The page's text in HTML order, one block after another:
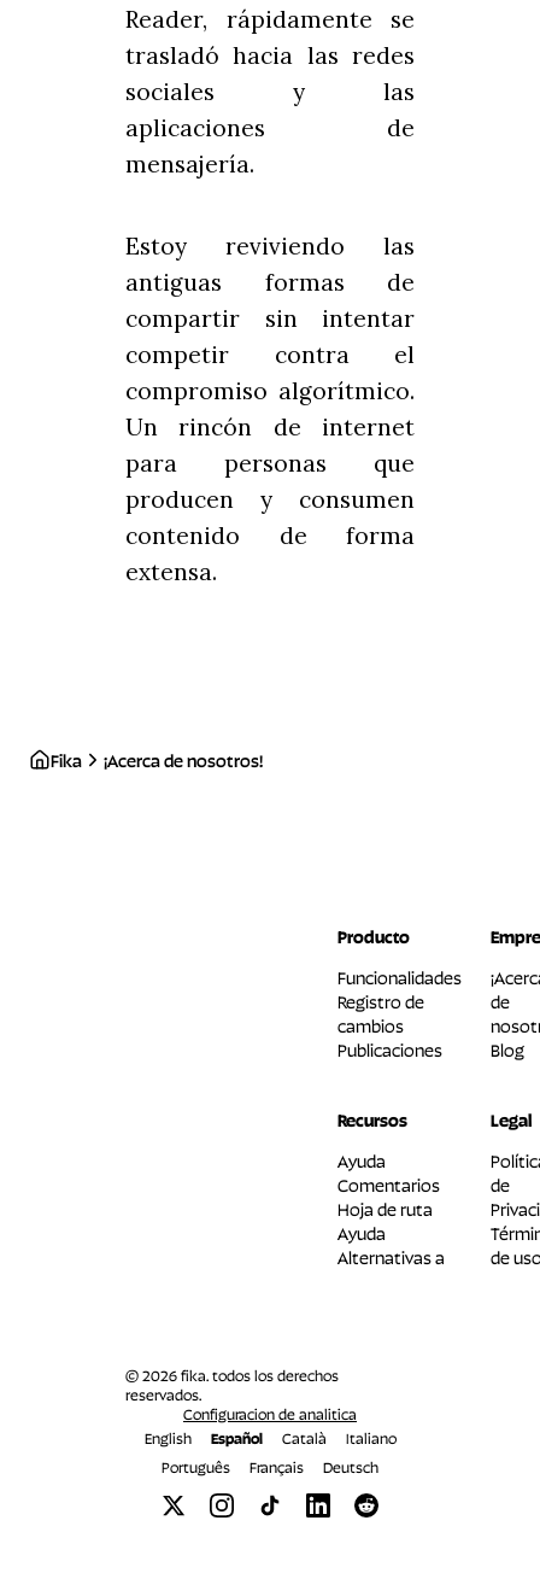
Reader, rápidamente se
trasladó hacia las redes
sociales y las
aplicaciones de
mensajería.
Estoy reviviendo las
antiguas formas de
compartir sin intentar
competir contra el
compromiso algorítmico.
Un rincón de internet
para personas que
producen y consumen
contenido de forma
extensa.
Fika ¡Acerca de nosotros!
Producto
Funcionalidades
Registro de
cambios
Publicaciones
de
Blog
Recursos
Ayuda
Comentarios
Hoja de ruta
Ayuda
Alternativas a
Legal
de
de
© 2026 fika. todos los derechos
reservados.
Configuracion de analitica
English
Español Català
Italiano
Português
Français Deutsch